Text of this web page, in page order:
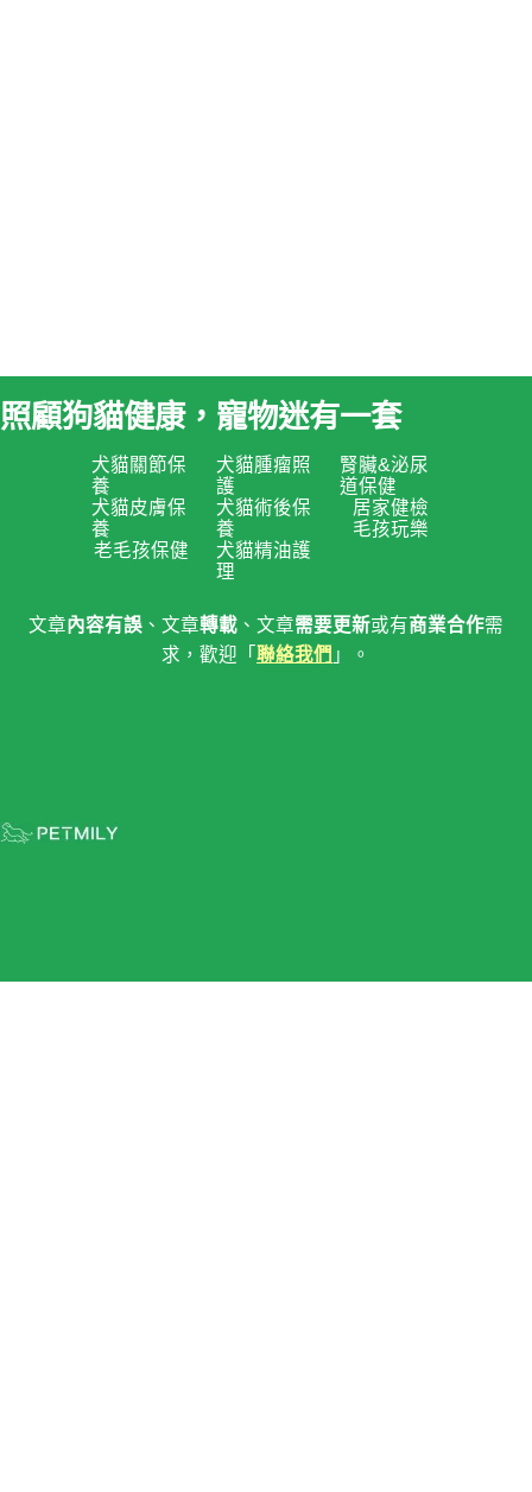
照顧狗貓健康，寵物迷有一套
犬貓關節保
養
犬貓皮膚保
養
老毛孩保健
犬貓腫瘤照
護
犬貓術後保
養
犬貓精油護
理
腎臟&泌尿
道保健
居家健檢
毛孩玩樂
文章內容有誤 、文章轉載 、文章需要更新或有商業合作需
求，歡迎「 聯絡我們 」。